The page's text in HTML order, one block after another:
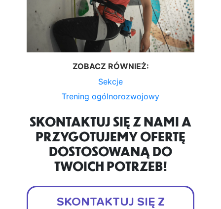
ZOBACZ RÓWNIEŻ:
Sekcje
Trening ogólnorozwojowy
SKONTAKTUJ SIĘ Z NAMI A
PRZYGOTUJEMY OFERTĘ
DOSTOSOWANĄ DO
TWOICH POTRZEB!
SKONTAKTUJ SIĘ Z